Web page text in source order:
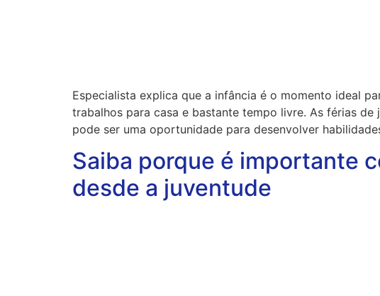
Especialista explica que a infância é o momento ideal
trabalhos para casa e bastante tempo livre. As férias
pode ser uma oportunidade para desenvolver
Saiba porque é importante
desde a juventude